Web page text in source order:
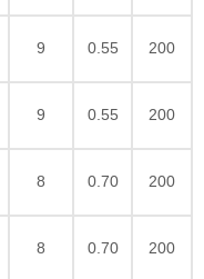
9 0.55 200
9 0.55 200
8 0.70 200
8 0.70 200